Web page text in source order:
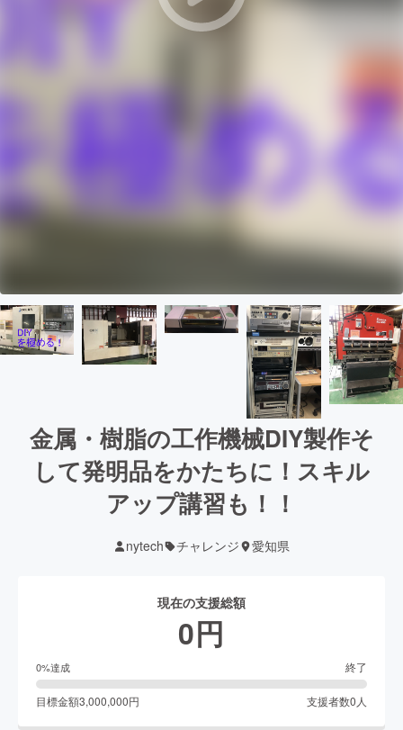
金属・樹脂の工作機械DIY製作そ
して発明品をかたちに！スキル
アップ講習も！！
nytech チャレンジ 愛知県
現在の支援総額
0円
0%達成 終了
目標金額3,000,000円 支援者数0 人